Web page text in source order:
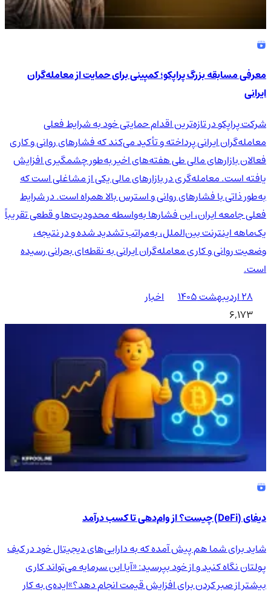
معرفی مسابقه بزرگ پراپکو؛ کمپینی برای حمایت از معامله‌گران
ایرانی
شرکت پراپکو در تازه‌ترین اقدام حمایتی خود به شرایط فعلی
معامله‌گران ایرانی پرداخته و تأکید می‌کند که فشارهای روانی و کاری
فعالان بازارهای مالی طی هفته‌های اخیر به‌طور چشمگیری افزایش
یافته است. معامله‌گری در بازارهای مالی یکی از مشاغلی است که
به‌طور ذاتی با فشارهای روانی و استرس بالا همراه است. در شرایط
فعلی جامعه ایران، این فشارها به‌واسطه محدودیت‌ها و قطعی تقریباً
یک‌ماهه اینترنت بین‌الملل، به‌مراتب تشدید شده و در نتیجه،
وضعیت روانی و کاری معامله‌گران ایرانی به نقطه‌ای بحرانی رسیده
است.
۲۸ اردیبهشت ۱۴۰۵
اخبار
6,173
دیفای (DeFi) چیست؟ از وام‌دهی تا کسب درآمد
شاید برای شما هم پیش آمده که به دارایی‌های دیجیتال خود در کیف
پولتان نگاه کنید و از خود بپرسید: «آیا این سرمایه می‌تواند کاری
بیشتر از صبر کردن برای افزایش قیمت انجام دهد؟»ایده‌ی به کار